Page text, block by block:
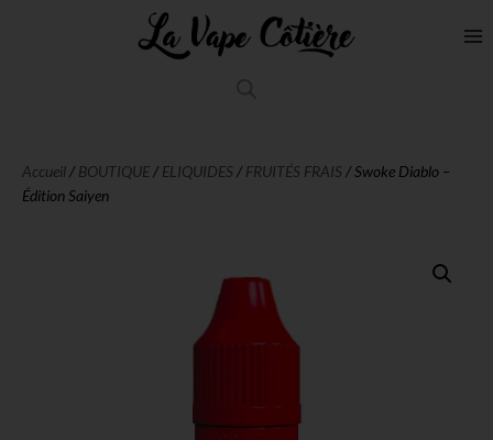
Accueil/ BOUTIQUE/ ELIQUIDES / FRUITÉS FRAIS / Swoke Diablo –
Édition Saiyen